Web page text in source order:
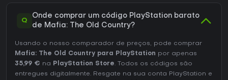
Q
Onde comprar um código PlayStation barato
de Mafia: The Old Country?
Usando o nosso comparador de preços, pode comprar
Mafia: The Old Country para PlayStation por apenas
35,99 € na PlayStation Store. Todos os códigos são
entregues digitalmente. Resgate na sua conta PlayStation e